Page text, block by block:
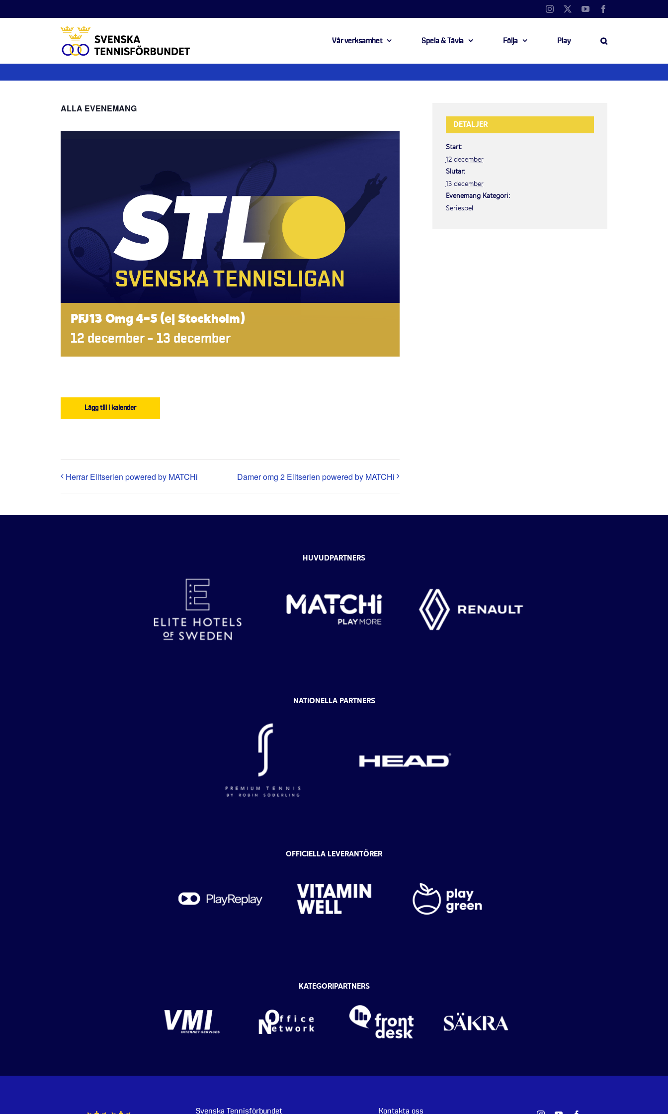
till
Instagram YouTube
Vår verksamhet Spela & Tävla Följa Play
ALLA EVENEMANG
PFJ13 Omg 4-5 (ej Stockholm)
12 december– 13 december
Lägg till i kalender
Herrar Elitserien powered by MATCHi Damer omg 2 Elitserien powered by MATCHi
DETALJER
Start:
12 december
Slutar:
13 december
Evenemang Kategori:
Seriespel
HUVUDPARTNERS
NATIONELLA PARTNERS
OFFICIELLA LEVERANTÖRER
KATEGORIPARTNERS
Svenska Tennisförbundet Kontakta oss